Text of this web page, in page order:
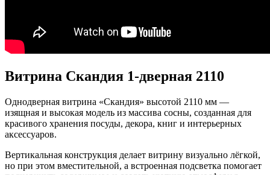
Витрина Скандия 1-дверная 2110
Однодверная витрина «Скандия» высотой 2110 мм —
изящная и высокая модель из массива сосны, созданная для
красивого хранения посуды, декора, книг и интерьерных
аксессуаров.
Вертикальная конструкция делает витрину визуально лёгкой,
но при этом вместительной, а встроенная подсветка помогает